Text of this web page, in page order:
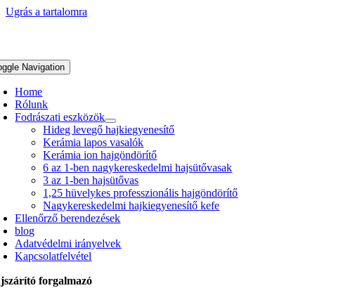
Ugrás a tartalomra
Navigation
Home
Rólunk
Fodrászati eszközök
Hideg levegő hajkiegyenesítő
Kerámia lapos vasalók
Kerámia ion hajgöndörítő
6 az 1-ben nagykereskedelmi hajsütővasak
3 az 1-ben hajsütővas
1,25 hüvelykes professzionális hajgöndörítő
Nagykereskedelmi hajkiegyenesítő kefe
Ellenőrző berendezések
blog
Adatvédelmi irányelvek
Kapcsolatfelvétel
forgalmazó